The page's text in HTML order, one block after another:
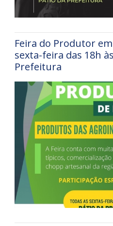
Feira do Produtor
sexta-feira das 18h
Prefeitura